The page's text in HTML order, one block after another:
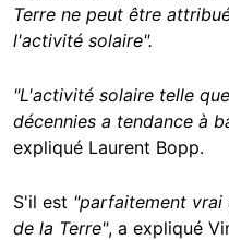
Terre ne peut être
l'activité solaire".
"L'activité solaire telle
décennies a tendance à
expliqué Laurent Bopp.
S'il est "parfaitement vrai
de la Terre", a expliqué